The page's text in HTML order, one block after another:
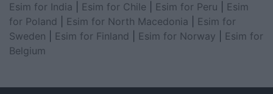
Esim for India
Esim for Chile Esim for Peru
Esim
for Poland
Esim for North Macedonia
Esim for
Sweden
Esim for Finland Esim for Norway
Esim for
Belgium